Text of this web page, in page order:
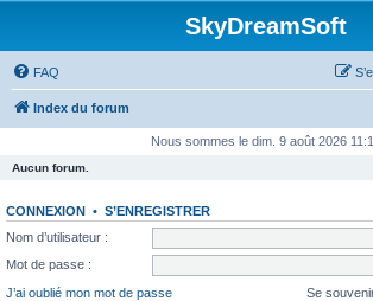
SkyDreamSoft
FAQ
Index du forum
Nous sommes le dim. 9 août 2026
Aucun forum.
CONNEXION • S’ENREGISTRER
Nom d’utilisateur :
Mot de passe :
J’ai oublié mon mot de passe
Se